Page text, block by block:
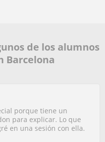
de los alumnos
Barcelona
porque tiene un
para explicar. Lo que
en una sesión con ella.